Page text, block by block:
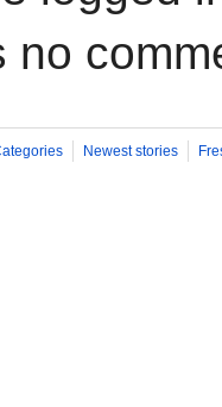
no
Newest stories